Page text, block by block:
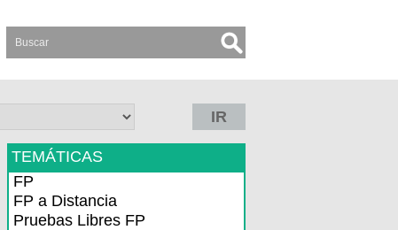
IR
TEMÁTICAS
FP
FP a Distancia
Pruebas Libres FP